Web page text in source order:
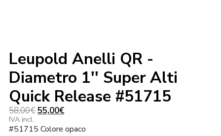
Leupold Anelli QR -
Diametro 1'' Super Alti
Quick Release #51715
58,00€Il
originale
55,00€Il
attuale
IVA incl.
#51715 Colore opaco